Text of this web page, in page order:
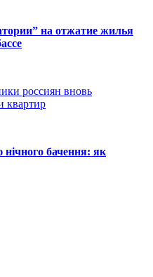
на отжатие жилья
россиян вновь
квартир
бачення: як